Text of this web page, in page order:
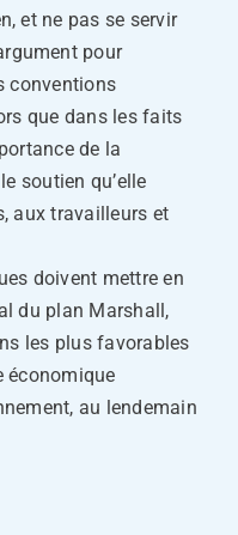
et ne pas se servir
pour
conventions
que dans les faits
de la
soutien qu’elle
aux travailleurs et
doivent mettre en
du plan Marshall,
les plus favorables
économique
au lendemain